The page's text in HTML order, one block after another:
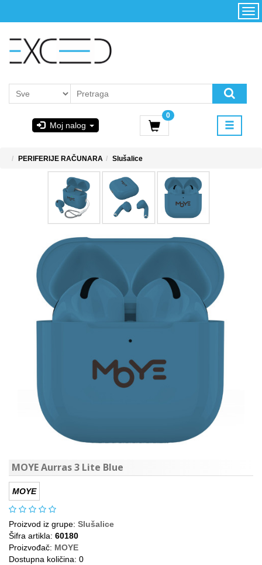
Moj nalog
0
Početna
korišćenja i
PoweredByAsus
MICROSOFT
PERIFERIJE RAČUNARA Slušalice
MOYE Aurras 3 Lite Blue
MOYE
Proizvod iz grupe: Slušalice
Šifra artikla: 60180
Proizvođač: MOYE
Dostupna količina: 0